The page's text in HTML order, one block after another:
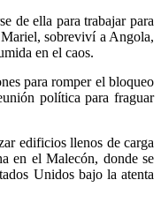
de ella para trabajar para
sobreviví a Angola,
en el caos.
para romper el bloqueo
política para fraguar
edificios llenos de carga
en el Malecón, donde se
Unidos bajo la atenta